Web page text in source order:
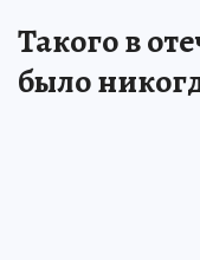
Такого в
было